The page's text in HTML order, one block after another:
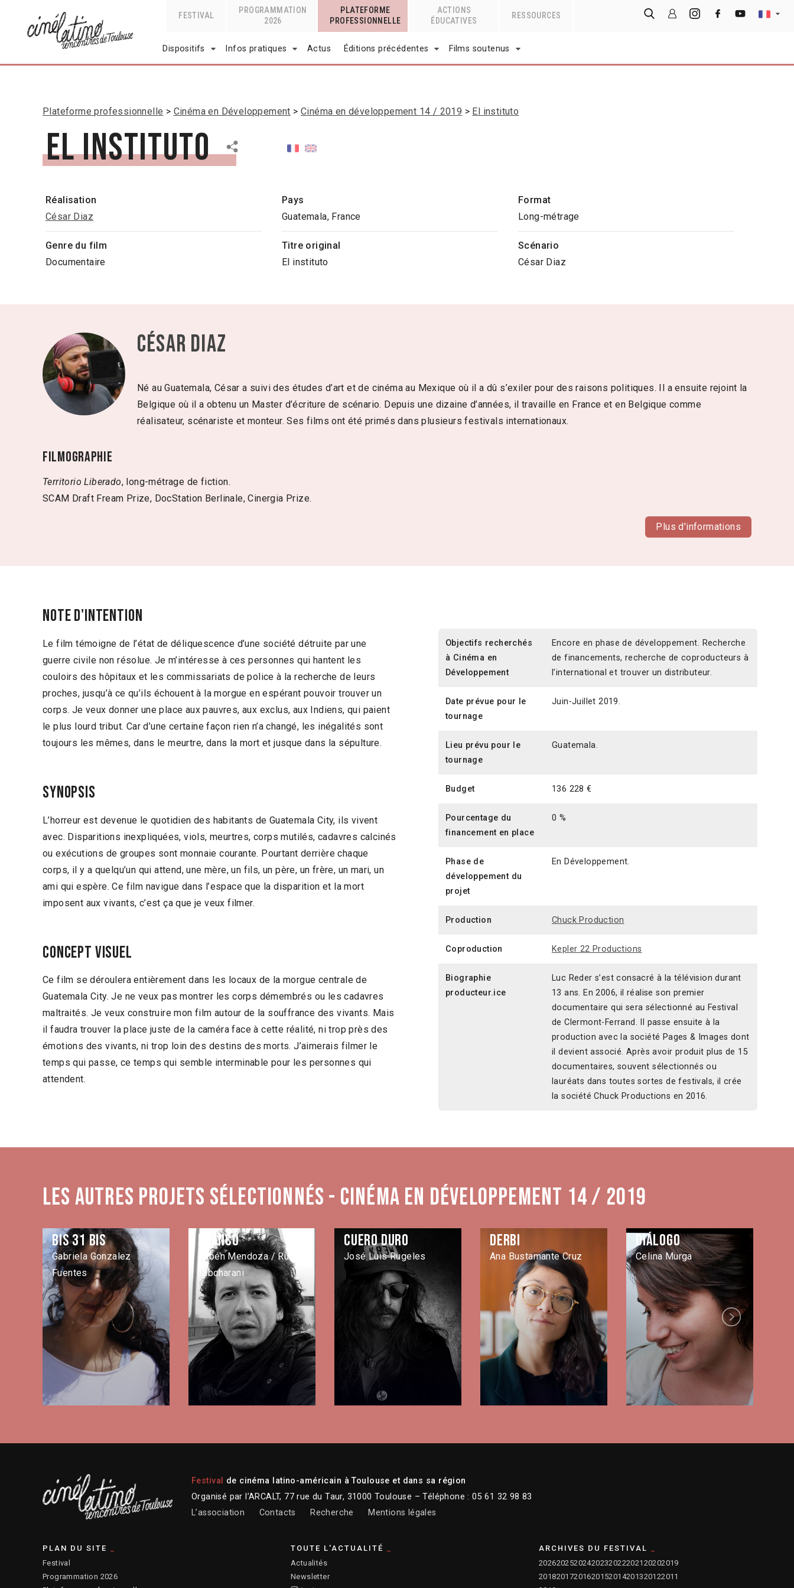
FESTIVAL
PROGRAMMATION
2026
PLATEFORME
PROFESSIONNELLE
ACTIONS
ÉDUCATIVES
RESSOURCES
Dispositifs Infos pratiques Actus Éditions précédentes Films soutenus
Plateforme professionnelle Cinéma en Développement Cinéma en développement 14 / 2019 El instituto
El instituto
Réalisation
César Diaz
Pays
Guatemala, France
Format
Long-métrage
Genre du film
Documentaire
Titre original
El instituto
Scénario
César Diaz
César Diaz
Né au Guatemala, César a suivi des études d’art et de cinéma au Mexique où il a dû s’exiler pour des raisons politiques. Il a ensuite rejoint la
Belgique où il a obtenu un Master d’écriture de scénario. Depuis une dizaine d’années, il travaille en France et en Belgique comme
réalisateur, scénariste et monteur. Ses films ont été primés dans plusieurs festivals internationaux.
Filmographie
Territorio Liberado, long-métrage de fiction.
SCAM Draft Fream Prize, DocStation Berlinale, Cinergia Prize.
Plus d'informations
Note d'intention
Le film témoigne de l’état de déliquescence d’une société détruite par une
guerre civile non résolue. Je m’intéresse à ces personnes qui hantent les
couloirs des hôpitaux et les commissariats de police à la recherche de leurs
proches, jusqu’à ce qu’ils échouent à la morgue en espérant pouvoir trouver un
corps. Je veux donner une place aux pauvres, aux exclus, aux Indiens, qui paient
le plus lourd tribut. Car d’une certaine façon rien n’a changé, les inégalités sont
toujours les mêmes, dans le meurtre, dans la mort et jusque dans la sépulture.
Synopsis
L’horreur est devenue le quotidien des habitants de Guatemala City, ils vivent
avec. Disparitions inexpliquées, viols, meurtres, corps mutilés, cadavres calcinés
ou exécutions de groupes sont monnaie courante. Pourtant derrière chaque
corps, il y a quelqu’un qui attend, une mère, un fils, un père, un frère, un mari, un
ami qui espère. Ce film navigue dans l’espace que la disparition et la mort
imposent aux vivants, c’est ça que je veux filmer.
Concept visuel
Ce film se déroulera entièrement dans les locaux de la morgue centrale de
Guatemala City. Je ne veux pas montrer les corps démembrés ou les cadavres
maltraités. Je veux construire mon film autour de la souffrance des vivants. Mais
il faudra trouver la place juste de la caméra face à cette réalité, ni trop près des
émotions des vivants, ni trop loin des destins des morts. J’aimerais filmer le
temps qui passe, ce temps qui semble interminable pour les personnes qui
attendent.
Objectifs recherchés
à Cinéma en
Développement
Encore en phase de développement. Recherche
de financements, recherche de coproducteurs à
l’international et trouver un distributeur.
Date prévue pour le
tournage
Juin-Juillet 2019.
Lieu prévu pour le
tournage
Guatemala.
Budget 136 228 €
Pourcentage du
financement en place
0 %
Phase de
développement du
projet
En Développement.
Production Chuck Production
Coproduction Kepler 22 Productions
Biographie
producteur.ice
Luc Reder s’est consacré à la télévision durant
13 ans. En 2006, il réalise son premier
documentaire qui sera sélectionné au Festival
de Clermont-Ferrand. Il passe ensuite à la
production avec la société Pages & Images dont
il devient associé. Après avoir produit plus de 15
documentaires, souvent sélectionnés ou
lauréats dans toutes sortes de festivals, il crée
la société Chuck Productions en 2016.
Les autres projets sélectionnés - Cinéma en développement 14 / 2019
Bis 31 bis
Gabriela Gonzalez
Fuentes
Blanco
Rubén Mendoza / Rubén
Tabcharani
Cuero duro
José Luis Rugeles
Derbi
Ana Bustamante Cruz
Diálogo
Celina Murga
Next
Festival
de cinéma latino-américain à Toulouse et dans sa région
Organisé par l’ARCALT, 77 rue du Taur, 31000 Toulouse – Téléphone : 05 61 32 98 83
L’association
Contacts Recherche Mentions légales
PLAN DU SITE
Festival
Programmation 2026
TOUTE L'ACTUALITÉ
Actualités
Newsletter
ARCHIVES DU FESTIVAL
202620252024202320222021 20202019
20182017201620152014201320122011